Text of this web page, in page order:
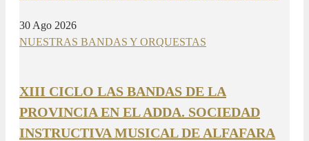
30 Ago 2026
NUESTRAS BANDAS Y ORQUESTAS
XIII CICLO LAS BANDAS DE LA
PROVINCIA EN EL ADDA. SOCIEDAD
INSTRUCTIVA MUSICAL DE ALFAFARA